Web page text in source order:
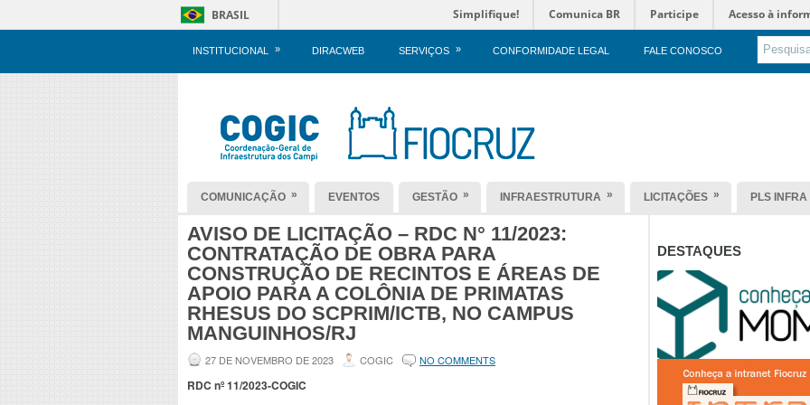
BRASIL Simplifique! Comunica BR Participe Acesso à
INSTITUCIONAL » DIRACWEB SERVIÇOS » CONFORMIDADE LEGAL FALE CONOSCO
COMUNICAÇÃO » EVENTOS GESTÃO » INFRAESTRUTURA » LICITAÇÕES » PLS INFRA
AVISO DE LICITAÇÃO – RDC N° 11/2023:
CONTRATAÇÃO DE OBRA PARA
CONSTRUÇÃO DE RECINTOS E ÁREAS DE
APOIO PARA A COLÔNIA DE PRIMATAS
RHESUS DO SCPRIM/ICTB, NO CAMPUS
MANGUINHOS/RJ
27 DE NOVEMBRO DE 2023 COGIC NO COMMENTS
RDC nº 11/2023-COGIC
DESTAQUES